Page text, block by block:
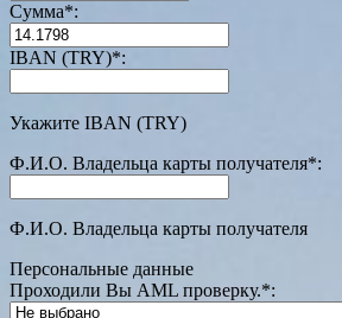
Сумма*:
IBAN (TRY)*:
Укажите IBAN (TRY)
Ф.И.О. Владельца карты получателя*:
Ф.И.О. Владельца карты получателя
Персональные данные
Проходили Вы AML проверку.*: